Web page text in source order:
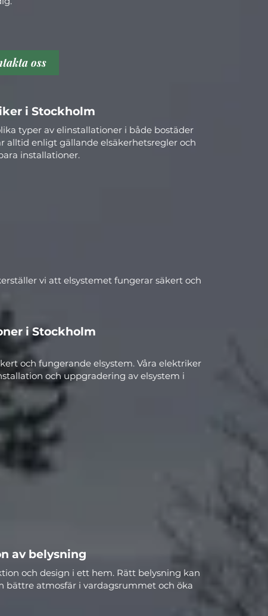
oss
i Stockholm
typer av elinstallationer i både bostäder
alltid enligt gällande elsäkerhetsregler och
installationer.
vi att elsystemet fungerar säkert och
i Stockholm
och fungerande elsystem. Våra elektriker
och uppgradering av elsystem i
av belysning
och design i ett hem. Rätt belysning kan
bättre atmosfär i vardagsrummet och öka